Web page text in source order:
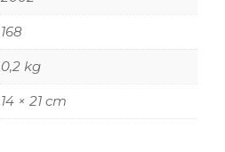
168
0,2 kg
14 × 21 cm